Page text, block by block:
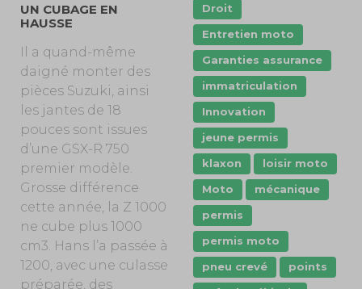
UN CUBAGE EN
HAUSSE
Il a quand-même
daigné monter des
pièces Suzuki, ainsi
les jantes de 18
pouces sont issues
d’une GSX-R 750
premier modèle.
Grosse différence
cette année, la Z 1000
ne cube plus 1000
cm3. Hans l’a passée à
1200, avec une culasse
préparée, des
Droit
Entretien moto
Garanties assurance
immatriculation
Innovation
jeune permis
klaxon
loisir moto
Moto
mécanique
permis
permis moto
pneu crevé
points